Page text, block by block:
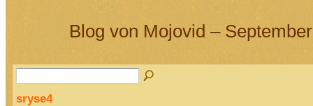
Blog von Mojovid –
sryse4